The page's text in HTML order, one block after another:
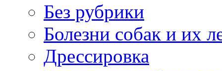
Без рубрики
Болезни собак и их
Дрессировка